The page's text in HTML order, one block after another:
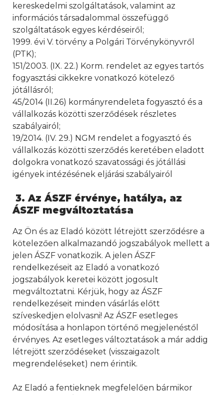
kereskedelmi szolgáltatások, valamint az
információs társadalommal összefüggő
szolgáltatások egyes kérdéseiről;
1999. évi V. törvény a Polgári Törvénykönyvről
(PTK);
151/2003. (IX. 22.) Korm. rendelet az egyes tartós
fogyasztási cikkekre vonatkozó kötelező
jótállásról;
45/2014 (II.26) kormányrendeleta fogyasztó és a
vállalkozás közötti szerződések részletes
szabályairól;
19/2014. (IV. 29.) NGM rendelet a fogyasztó és
vállalkozás közötti szerződés keretében eladott
dolgokra vonatkozó szavatossági és jótállási
igények intézésének eljárási szabályairól
3. Az ÁSZF érvénye, hatálya, az
ÁSZF megváltoztatása
Az Ön és az Eladó között létrejött szerződésre a
kötelezően alkalmazandó jogszabályok mellett a
jelen ÁSZF vonatkozik. A jelen ÁSZF
rendelkezéseit az Eladó a vonatkozó
jogszabályok keretei között jogosult
megváltoztatni. Kérjük, hogy az ÁSZF
rendelkezéseit minden vásárlás előtt
szíveskedjen elolvasni! Az ÁSZF esetleges
módosítása a honlapon történő megjelenéstől
érvényes. Az esetleges változtatások a már addig
létrejött szerződéseket (visszaigazolt
megrendeléseket) nem érintik.
Az Eladó a fentieknek megfelelően bármikor